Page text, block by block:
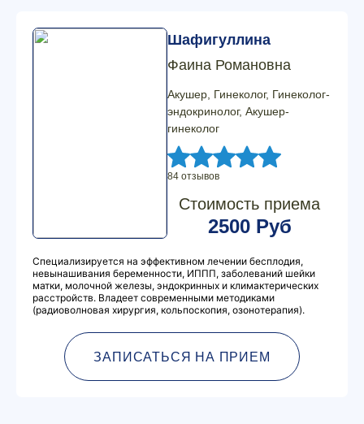
Шафигуллина
Фаина Романовна
Акушер, Гинеколог, Гинеколог-
эндокринолог, Акушер-
гинеколог
84 отзывов
Стоимость приема
2500 Руб
Специализируется на эффективном лечении бесплодия,
невынашивания беременности, ИППП, заболеваний шейки
матки, молочной железы, эндокринных и климактерических
расстройств. Владеет современными методиками
(радиоволновая хирургия, кольпоскопия, озонотерапия).
ЗАПИСАТЬСЯ НА ПРИЕМ